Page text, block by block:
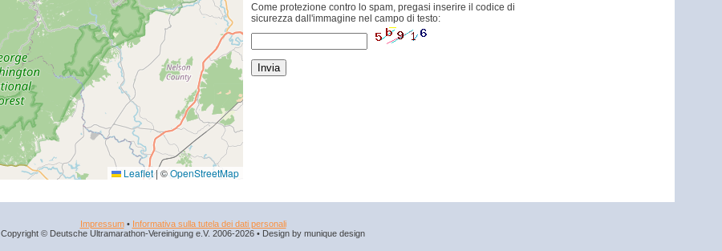
Leaflet|©OpenStreetMap
Come protezione contro lo spam, pregasi inserire il codice di
sicurezza dall'immagine nel campo di testo:
Impressum• Informativa sulla tutela dei dati personali
Copyright © Deutsche Ultramarathon-Vereinigung e.V. 2006-2026 • Design by munique design